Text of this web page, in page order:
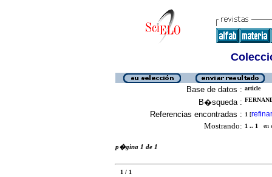
Base de datos : article
B�squeda :
Referencias encontradas : 1 [refinar
Mostrando: 1 .. 1 en
p�gina 1 de 1
1 / 1